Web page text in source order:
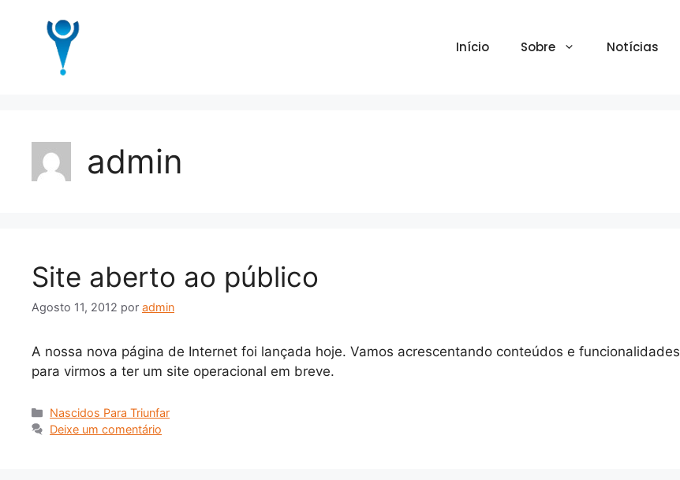
Início Sobre Notícias
admin
Site aberto ao público
Agosto 11, 2012 por admin
A nossa nova página de Internet foi lançada hoje. Vamos acrescentando conteúdos e funcionalidades
para virmos a ter um site operacional em breve.
Nascidos Para Triunfar
Deixe um comentário